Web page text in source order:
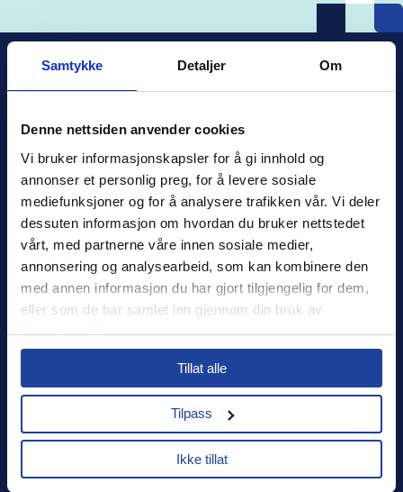
Samtykke Detaljer Om
Denne nettsiden anvender cookies
Vi bruker informasjonskapsler for å gi innhold og
annonser et personlig preg, for å levere sosiale
mediefunksjoner og for å analysere trafikken vår. Vi deler
dessuten informasjon om hvordan du bruker nettstedet
vårt, med partnerne våre innen sosiale medier,
annonsering og analysearbeid, som kan kombinere den
med annen informasjon du har gjort tilgjengelig for dem,
eller som de har samlet inn gjennom din bruk av
tjenestene deres.
Tillat alle
Tilpass
Ikke tillat
Select your country to see content relevant to
you and your business.
Select
Xledger Norge
Østensjøveien 32,0667,Oslo
Norge
salg@xledger.no
40002211
Logg inn
Support
Personvern